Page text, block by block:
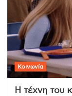
Κοινωνία
Η τέχνη του